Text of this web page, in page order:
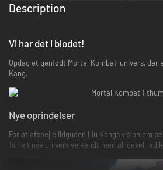
Description
Vi har det i blodet!
Opdag et genfødt Mortal Kombat-univers, der
Kang.
Nye oprindelser
For at afspejle Ildguden Liu Kangs vision om
1s helt nye univers velkendt men alligevel